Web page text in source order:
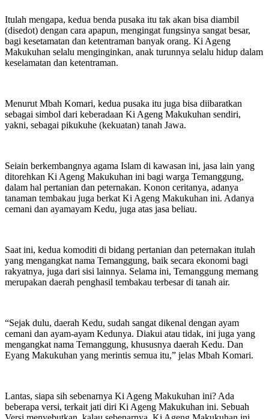
Itulah mengapa, kedua benda pusaka itu tak akan bisa diambil
(disedot) dengan cara apapun, mengingat fungsinya sangat besar,
bagi kesetamatan dan ketentraman banyak orang. Ki Ageng
Makukuhan selalu menginginkan, anak turunnya selalu hidup dalam
keselamatan dan ketentraman.
Menurut Mbah Komari, kedua pusaka itu juga bisa diibaratkan
sebagai simbol dari keberadaan Ki Ageng Makukuhan sendiri,
yakni, sebagai pikukuhe (kekuatan) tanah Jawa.
Seiain berkembangnya agama Islam di kawasan ini, jasa lain yang
ditorehkan Ki Ageng Makukuhan ini bagi warga Temanggung,
dalam hal pertanian dan peternakan. Konon ceritanya, adanya
tanaman tembakau juga berkat Ki Ageng Makukuhan ini. Adanya
cemani dan ayamayam Kedu, juga atas jasa beliau.
Saat ini, kedua komoditi di bidang pertanian dan peternakan itulah
yang mengangkat nama Temanggung, baik secara ekonomi bagi
rakyatnya, juga dari sisi lainnya. Selama ini, Temanggung memang
merupakan daerah penghasil tembakau terbesar di tanah air.
“Sejak dulu, daerah Kedu, sudah sangat dikenal dengan ayam
cemani dan ayam-ayam Kedunya. Diakui atau tidak, ini juga yang
mengangkat nama Temanggung, khususnya daerah Kedu. Dan
Eyang Makukuhan yang merintis semua itu,” jelas Mbah Komari.
Lantas, siapa sih sebenarnya Ki Ageng Makukuhan ini? Ada
beberapa versi, terkait jati diri Ki Ageng Makukuhan ini. Sebuah